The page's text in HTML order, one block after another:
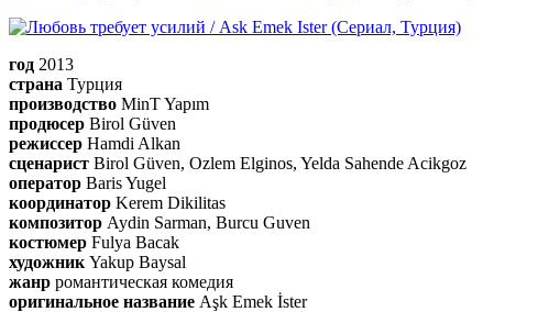
год 2013
страна Турция
производство MinT Yapım
продюсер Birol Güven
режиссер Hamdi Alkan
сценарист Birol Güven, Ozlem Elginos, Yelda Sahende Acikgoz
оператор Baris Yugel
координатор Kerem Dikilitas
композитор Aydin Sarman, Burcu Guven
костюмер Fulya Bacak
художник Yakup Baysal
жанр романтическая комедия
оригинальное название Aşk Emek İster